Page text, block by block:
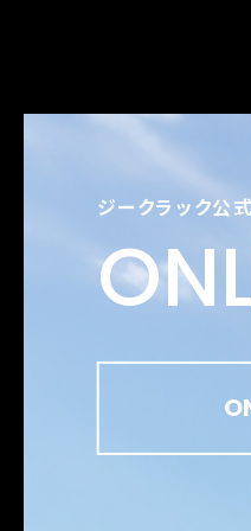
ジークラック公